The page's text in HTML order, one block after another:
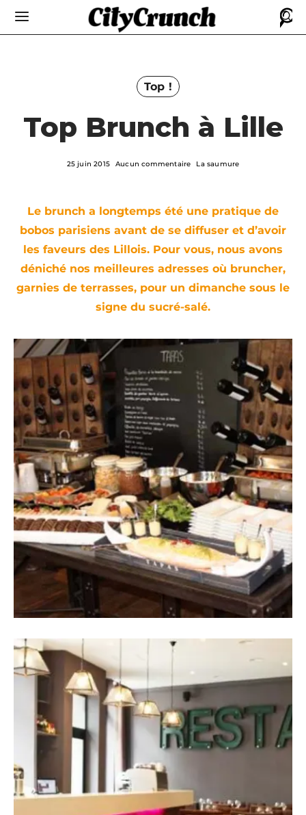
Top !
Top Brunch à Lille
25 juin 2015 Aucun commentaire La saumure
Le brunch a longtemps été une pratique de
bobos parisiens avant de se diffuser et d’avoir
les faveurs des Lillois. Pour vous, nous avons
déniché nos meilleures adresses où bruncher,
garnies de terrasses, pour un dimanche sous le
signe du sucré-salé.